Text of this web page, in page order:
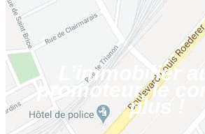
L’immobilier
promoteur, le
plus !